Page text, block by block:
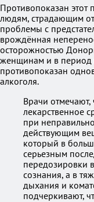
Противопоказан этот
людям, страдающим
проблемы с
врождённая
осторожностью
женщинам и в период
противопоказан
алкоголя.
Врачи
лекарственное
при
действующим
который в
серьезным
передозировки
сознания, а в
дыхания и
подчеркивают,